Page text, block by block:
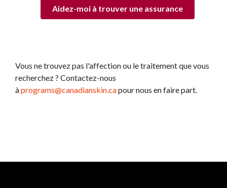
Aidez-moi à trouver une assurance
Vous ne trouvez pas l'affection ou le traitement que vous
recherchez ? Contactez-nous
àprograms@canadianskin.capour nous en faire part.